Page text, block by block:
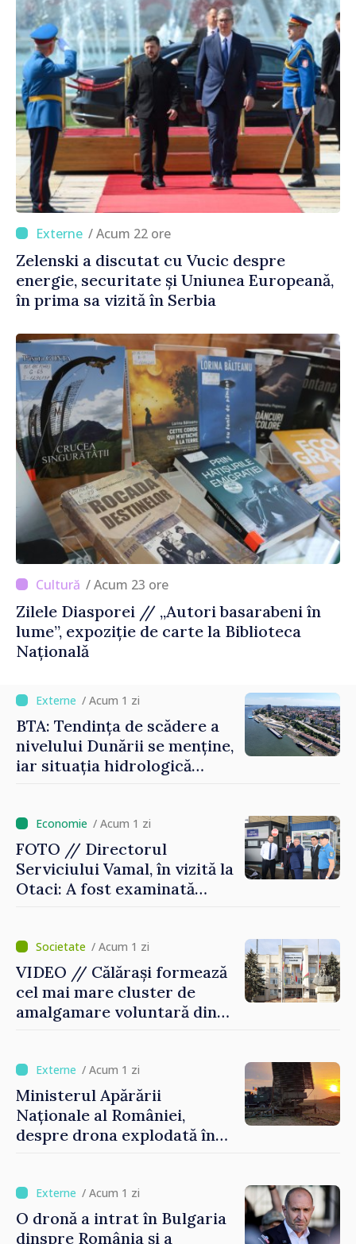
/ Acum 22 ore
Zelenski a discutat cu Vucic despre
energie, securitate și Uniunea Europeană,
în prima sa vizită în Serbia
/ Acum 23 ore
Zilele Diasporei // „Autori basarabeni în
lume”, expoziție de carte la Biblioteca
Națională
/ Acum 1 zi
BTA: Tendința de scădere a
nivelului Dunării se menține,
iar situația hidrologică
/ Acum 1 zi
FOTO // Directorul
Serviciului Vamal, în vizită la
Otaci: A fost examinată
performant/ Acum 1 zi
VIDEO // Călărași formează
cel mai mare cluster de
amalgamare voluntară din
finală
/ Acum 1 zi
Ministerul Apărării
Naționale al României,
despre drona explodată în
vehicul aerian”
/ Acum 1 zi
O dronă a intrat în Bulgaria
dinspre România și a